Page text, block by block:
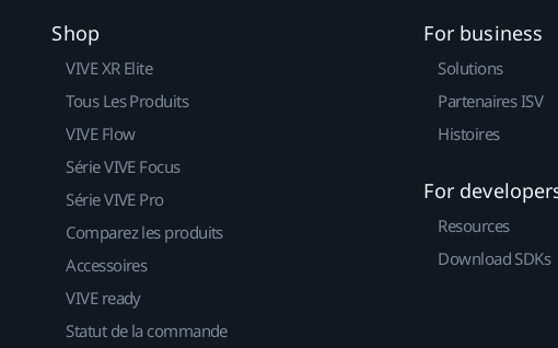
Shop
VIVE XR Elite
Tous Les Produits
VIVE Flow
Série VIVE Focus
Série VIVE Pro
Comparez les produits
Accessoires
VIVE ready
Statut de la commande
For business
Solutions
Partenaires ISV
Histoires
For
Resources
Download SDKs